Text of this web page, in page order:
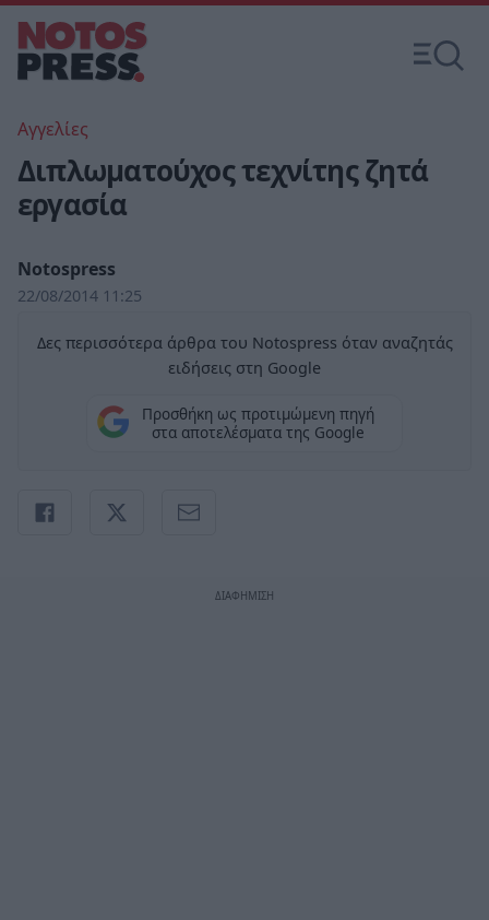
Αγγελίες
Διπλωματούχος τεχνίτης ζητά
εργασία
Notospress
22/08/2014 11:25
Δες περισσότερα άρθρα του Notospress όταν αναζητάς
ειδήσεις στη Google
Προσθήκη ως προτιμώμενη πηγή
στα αποτελέσματα της Google